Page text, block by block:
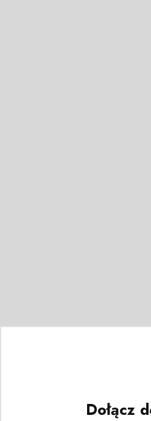
Dołącz